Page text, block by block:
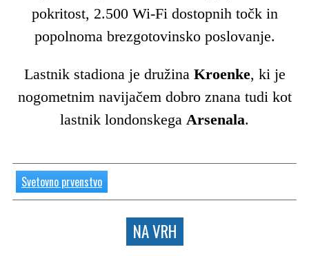
pokritost, 2.500 Wi-Fi dostopnih točk in
popolnoma brezgotovinsko poslovanje.
Lastnik stadiona je družina Kroenke, ki je
nogometnim navijačem dobro znana tudi kot
lastnik londonskega Arsenala.
Svetovno prvenstvo
NA VRH